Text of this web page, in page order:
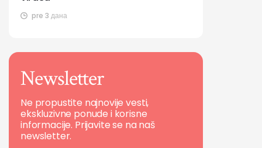
pre 3 дана
Newsletter
Ne propustite najnovije vesti,
ekskluzivne ponude i korisne
informacije. Prijavite se na naš
newsletter.